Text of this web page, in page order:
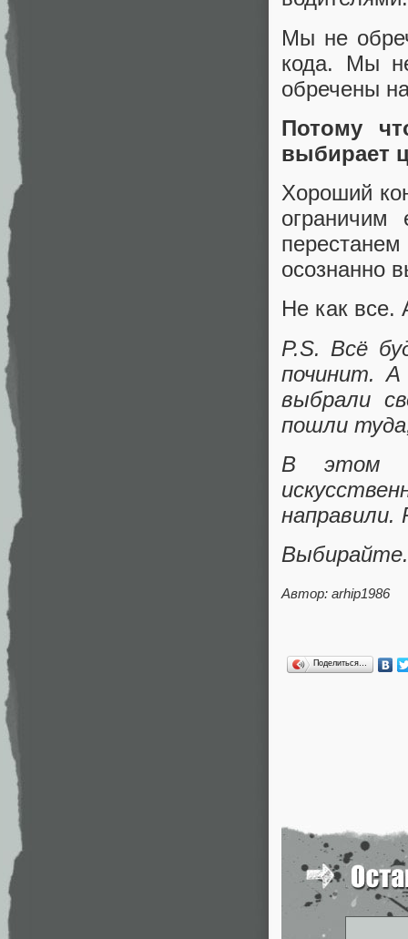
Мы не
кода. Мы
обречены
Потому
выбирает
Хороший
ограничим
осознанно
Не как
P.S. Всё
починит.
выбрали
пошли
В этом и
направили.
Автор: arhip1986
Поделиться…